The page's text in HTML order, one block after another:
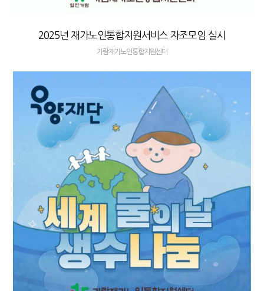
2025년 재가노인통합지원서비스 자조모임 실시
가람재가노인통합지원센터